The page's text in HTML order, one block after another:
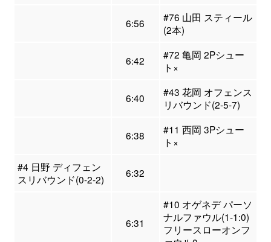
6:56
#76 山田 スティール
(2本)
6:42
#72 亀岡 2Pシュー
ト×
6:40
#43 花岡 オフェンス
リバウンド(2-5-7)
6:38
#11 西岡 3Pシュー
ト×
#4 日野 ディフェン
スリバウンド(0-2-2)
6:32
6:31
#10 オゲネデ パーソ
ナルファウル(1-1:0)
フリースローオンフ